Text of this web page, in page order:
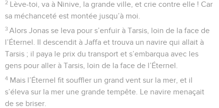
2 Lève-toi, va à Ninive, la grande ville, et crie contre elle ! Car
sa méchanceté est montée jusqu’à moi.
3 Alors Jonas se leva pour s’enfuir à Tarsis, loin de la face de
l’Éternel. Il descendit à Jaffa et trouva un navire qui allait à
Tarsis ; il paya le prix du transport et s’embarqua avec les
gens pour aller à Tarsis, loin de la face de l’Éternel.
4 Mais l’Éternel fit souffler un grand vent sur la mer, et il
s’éleva sur la mer une grande tempête. Le navire menaçait
de se briser.